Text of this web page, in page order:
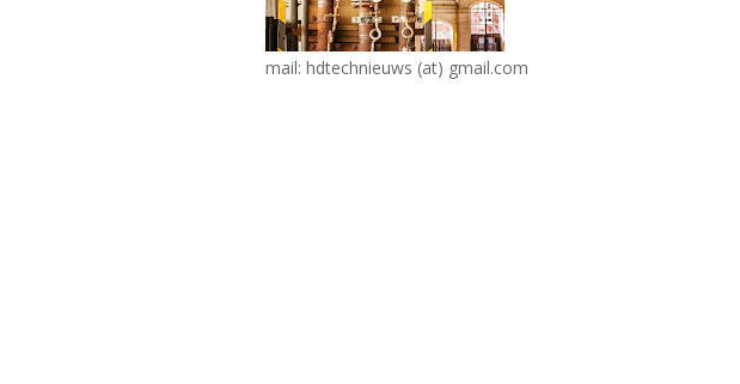
mail: hdtechnieuws (at) gmail.com